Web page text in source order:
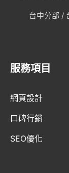
台中分部 /
服務項目
網頁設計
口碑行銷
SEO優化